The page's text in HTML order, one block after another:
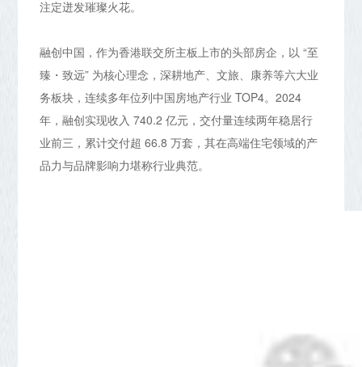
注定迸发璀璨火花。
融创中国，作为香港联交所主板上市的头部房企，以 “至
臻・致远” 为核心理念，深耕地产、文旅、康养等六大业
务板块，连续多年位列中国房地产行业 TOP4。2024
年，融创实现收入 740.2 亿元，交付量连续两年稳居行
业前三，累计交付超 66.8 万套，其在高端住宅领域的产
品力与品牌影响力堪称行业典范。